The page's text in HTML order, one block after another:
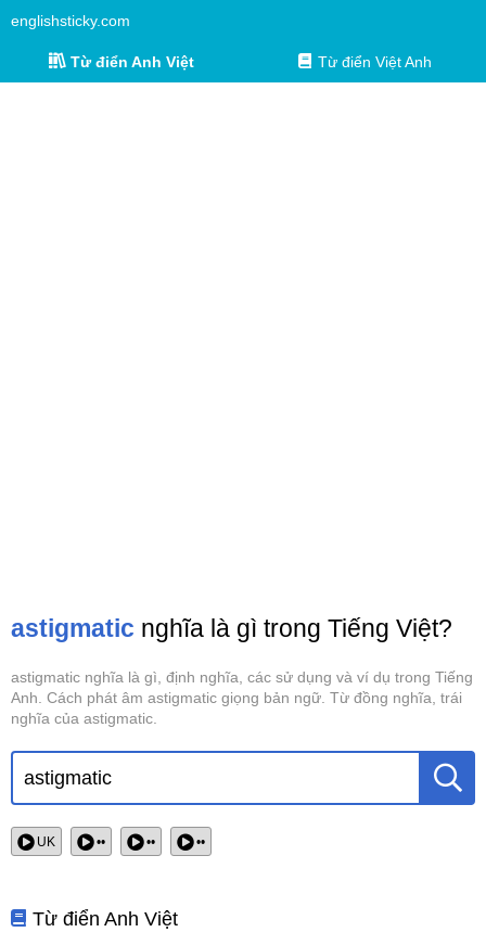
englishsticky.com
Từ điển Anh Việt Từ điển Việt Anh
astigmatic nghĩa là gì trong Tiếng Việt?
astigmatic nghĩa là gì, định nghĩa, các sử dụng và ví dụ trong Tiếng
Anh. Cách phát âm astigmatic giọng bản ngữ. Từ đồng nghĩa, trái
nghĩa của astigmatic.
UK •• •• ••
Từ điển Anh Việt